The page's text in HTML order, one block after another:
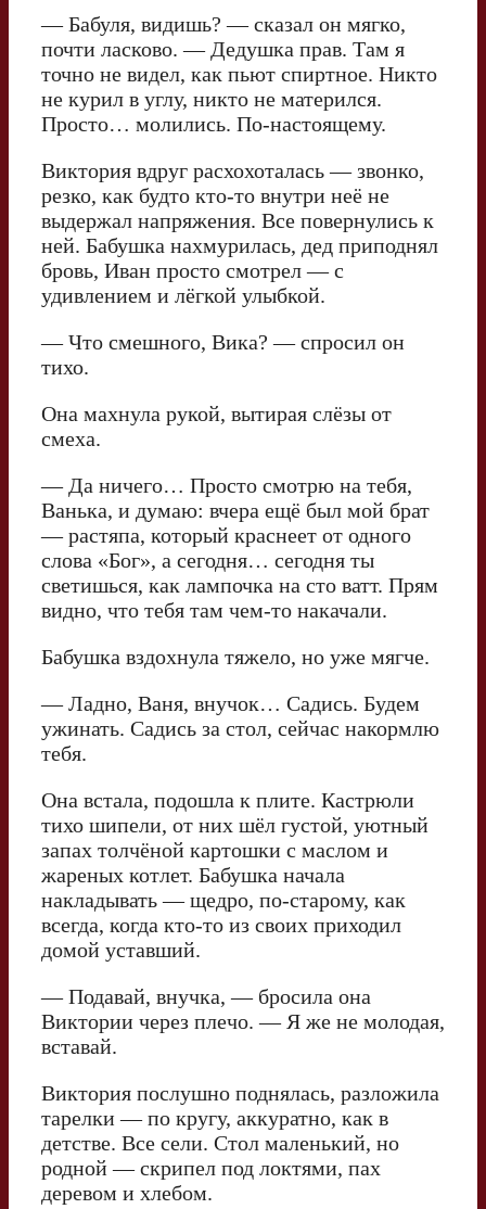
— Бабуля, видишь? — сказал он мягко,
почти ласково. — Дедушка прав. Там я
точно не видел, как пьют спиртное. Никто
не курил в углу, никто не матерился.
Просто… молились. По-настоящему.
Виктория вдруг расхохоталась — звонко,
резко, как будто кто-то внутри неё не
выдержал напряжения. Все повернулись к
ней. Бабушка нахмурилась, дед приподнял
бровь, Иван просто смотрел — с
удивлением и лёгкой улыбкой.
— Что смешного, Вика? — спросил он
тихо.
Она махнула рукой, вытирая слёзы от
смеха.
— Да ничего… Просто смотрю на тебя,
Ванька, и думаю: вчера ещё был мой брат
— растяпа, который краснеет от одного
слова «Бог», а сегодня… сегодня ты
светишься, как лампочка на сто ватт. Прям
видно, что тебя там чем-то накачали.
Бабушка вздохнула тяжело, но уже мягче.
— Ладно, Ваня, внучок… Садись. Будем
ужинать. Садись за стол, сейчас накормлю
тебя.
Она встала, подошла к плите. Кастрюли
тихо шипели, от них шёл густой, уютный
запах толчёной картошки с маслом и
жареных котлет. Бабушка начала
накладывать — щедро, по-старому, как
всегда, когда кто-то из своих приходил
домой уставший.
— Подавай, внучка, — бросила она
Виктории через плечо. — Я же не молодая,
вставай.
Виктория послушно поднялась, разложила
тарелки — по кругу, аккуратно, как в
детстве. Все сели. Стол маленький, но
родной — скрипел под локтями, пах
деревом и хлебом.